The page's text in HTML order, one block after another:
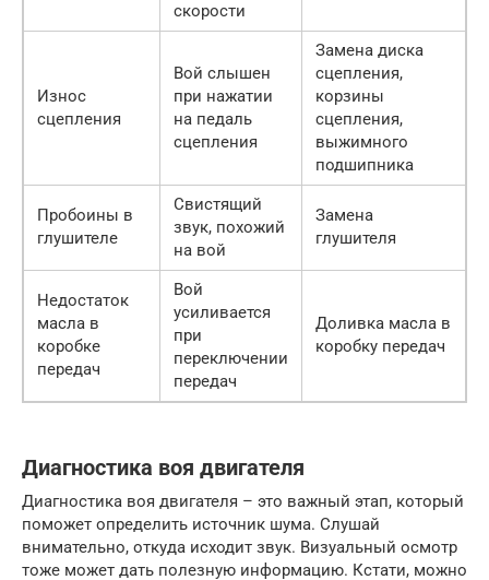
скорости
Износ
сцепления
Вой слышен
при нажатии
на педаль
сцепления
Замена диска
сцепления,
корзины
сцепления,
выжимного
подшипника
Пробоины в
глушителе
Свистящий
звук, похожий
на вой
Замена
глушителя
Недостаток
масла в
коробке
передач
Вой
усиливается
при
переключении
передач
Доливка масла в
коробку передач
Диагностика воя двигателя
Диагностика воя двигателя – это важный этап, который
поможет определить источник шума. Слушай
внимательно, откуда исходит звук. Визуальный осмотр
тоже может дать полезную информацию. Кстати, можно